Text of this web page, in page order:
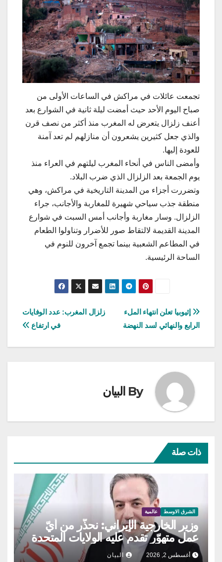
تجمعت عائلات في مراكش في الساعات الأولى من
صباح اليوم الأحد حيث أمضت ليلة ثانية في الشوارع بعد
أعنف زلزال يتعرض له المغرب منذ أكثر من نصف قرن
والذي جعل كثيرين يشعرون أن منازلهم لم تعد آمنة
للعودة إليها.
وأمضى الناس في أنحاء المغرب ليلتهم في العراء منذ
يوم الجمعة بعد الزلزال الذي ضرب البلاد.
وتضررت أجزاء من المدينة التاريخية في مراكش، وهي
منطقة جذب سياحي شهيرة للمغاربة والأجانب، جراء
الزلزال. وسار مغاربة وأجانب أمس السبت في شوارع
المدينة القديمة لالتقاط صور للأضرار وتناولوا الطعام
في المطاعم الشعبية بينما تجمع آخرون للنوم في
الساحة الرئيسية.
تصفّح
المقالات
زلزال المغرب: عدد الوفايات
في ارتفاع
إثيوبيا تعلن انتهاء الملء
الرابع والنهائي لسد النهضة
By البيان
ذات صلة
الشرق الاوسط عالمية
وزير الخارجية الإيراني: نحذّر من أيّ
عمل متهوّر تقدم عليه الولايات المتحدة
أغسطس 2, 2026 البيان